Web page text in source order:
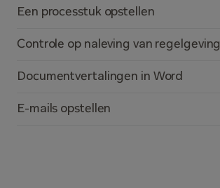
Een processtuk opstellen
Controle op naleving van regelgeving
Documentvertalingen in Word
E-mails opstellen